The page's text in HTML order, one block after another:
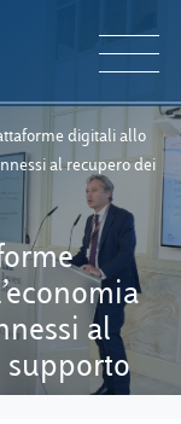
IT EN
digitali allo
al recupero dei
al